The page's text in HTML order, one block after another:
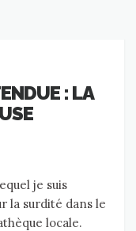
: LA
je suis
la surdité dans le
locale.